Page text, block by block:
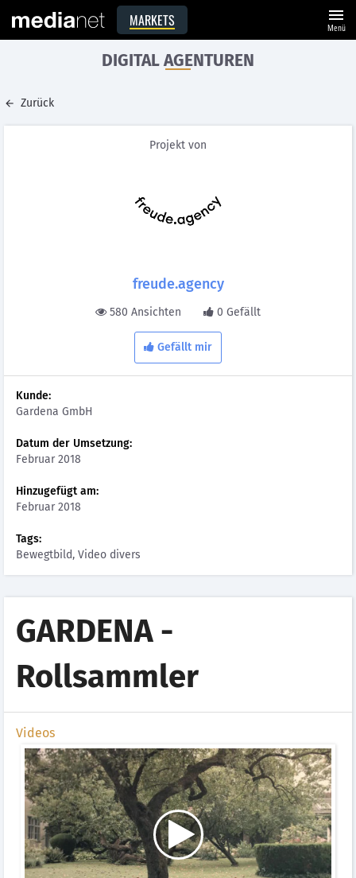
MARKETS menu
Menü
DIGITAL AGENTUREN
Zurück
Projekt von
freude.agency
580 Ansichten 0 Gefällt
Gefällt mir
Kunde:
Gardena GmbH
Datum der Umsetzung:
Februar 2018
Hinzugefügt am:
Februar 2018
Tags:
Bewegtbild, Video divers
GARDENA -
Rollsammler
Videos